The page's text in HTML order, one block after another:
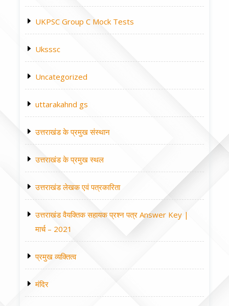
UKPSC Group C Mock Tests
Uksssc
Uncategorized
uttarakahnd gs
उत्तराखंड के प्रमुख संस्थान
उत्तराखंड के प्रमुख स्थल
उत्तराखंड लेखक एवं पत्रकारिता
उत्तराखंड वैयक्तिक सहायक प्रश्न पत्र Answer Key |
मार्च – 2021
प्रमुख व्यक्तित्व
मंदिर